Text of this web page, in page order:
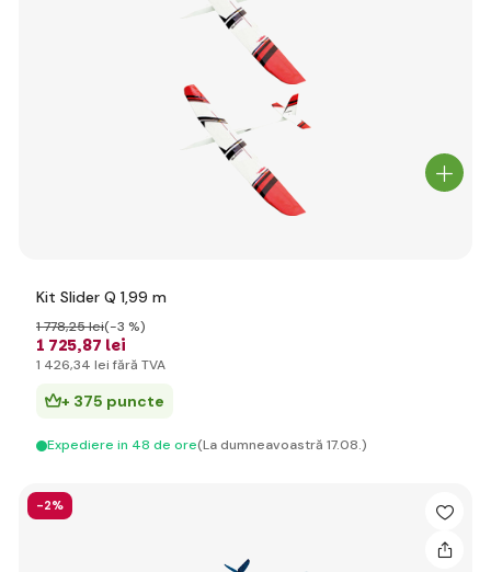
Kit Slider Q 1,99 m
1 725,87 lei
1 778,25 lei(-3 %)
1 426,34 lei fără TVA
+ 375 puncte
Expediere in 48 de ore(La dumneavoastră 17.08.)
-2%